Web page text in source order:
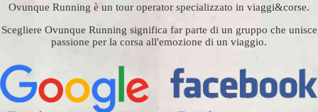
Ovunque Running è un tour operator specializzato in viaggi&corse.
Scegliere Ovunque Running significa far parte di un gruppo che unisce
passione per la corsa all'emozione di un viaggio.